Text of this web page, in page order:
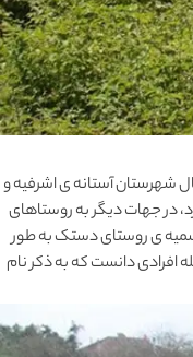
شهرستان آستانه ی اشرفیه و
در جهات دیگر به روستاهای
ی روستای دستک به طور
دانست که به ذکر نام